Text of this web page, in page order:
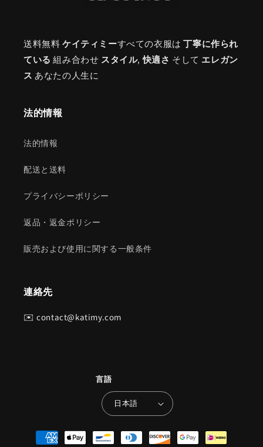
送料無料ケイティミーすべての衣服は丁寧に作られ
ている 組み合わせ スタイル,快適さ そして エレガン
ス あなたの人生に
法的情報
法的情報
配送と送料
プライバシーポリシー
返品・返金ポリシー
販売および使用に関する一般条件
連絡先
✉️ contact@katimy.com
言語
日本語